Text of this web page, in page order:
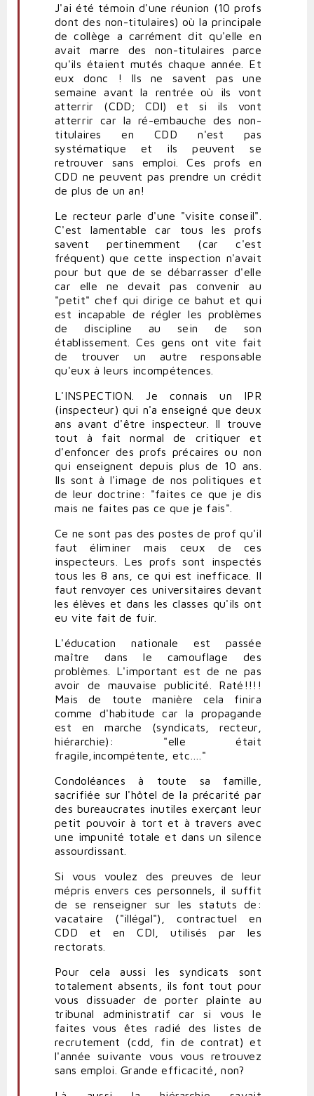
J'ai été témoin d'une réunion (10 profs
dont des non-titulaires) où la principale
de collège a carrément dit qu'elle en
avait marre des non-titulaires parce
qu'ils étaient mutés chaque année. Et
eux donc ! Ils ne savent pas une
semaine avant la rentrée où ils vont
atterrir (CDD; CDI) et si ils vont
atterrir car la ré-embauche des non-
titulaires en CDD n'est pas
systématique et ils peuvent se
retrouver sans emploi. Ces profs en
CDD ne peuvent pas prendre un crédit
de plus de un an!
Le recteur parle d'une "visite conseil".
C'est lamentable car tous les profs
savent pertinemment (car c'est
fréquent) que cette inspection n'avait
pour but que de se débarrasser d'elle
car elle ne devait pas convenir au
"petit" chef qui dirige ce bahut et qui
est incapable de régler les problèmes
de discipline au sein de son
établissement. Ces gens ont vite fait
de trouver un autre responsable
qu'eux à leurs incompétences.
L'INSPECTION. Je connais un IPR
(inspecteur) qui n'a enseigné que deux
ans avant d'être inspecteur. Il trouve
tout à fait normal de critiquer et
d'enfoncer des profs précaires ou non
qui enseignent depuis plus de 10 ans.
Ils sont à l'image de nos politiques et
de leur doctrine: "faites ce que je dis
mais ne faites pas ce que je fais".
Ce ne sont pas des postes de prof qu'il
faut éliminer mais ceux de ces
inspecteurs. Les profs sont inspectés
tous les 8 ans, ce qui est inefficace. Il
faut renvoyer ces universitaires devant
les élèves et dans les classes qu'ils ont
eu vite fait de fuir.
L'éducation nationale est passée
maître dans le camouflage des
problèmes. L'important est de ne pas
avoir de mauvaise publicité. Raté!!!!
Mais de toute manière cela finira
comme d'habitude car la propagande
est en marche (syndicats, recteur,
hiérarchie): "elle était
fragile,incompétente, etc…."
Condoléances à toute sa famille,
sacrifiée sur l'hôtel de la précarité par
des bureaucrates inutiles exerçant leur
petit pouvoir à tort et à travers avec
une impunité totale et dans un silence
assourdissant.
Si vous voulez des preuves de leur
mépris envers ces personnels, il suffit
de se renseigner sur les statuts de:
vacataire ("illégal"), contractuel en
CDD et en CDI, utilisés par les
rectorats.
Pour cela aussi les syndicats sont
totalement absents, ils font tout pour
vous dissuader de porter plainte au
tribunal administratif car si vous le
faites vous êtes radié des listes de
recrutement (cdd, fin de contrat) et
l'année suivante vous vous retrouvez
sans emploi. Grande efficacité, non?